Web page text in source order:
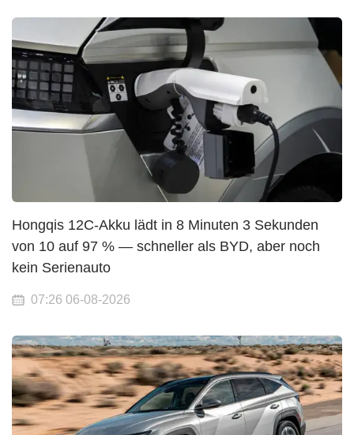
Hongqis 12C-Akku lädt in 8 Minuten 3 Sekunden
von 10 auf 97 % — schneller als BYD, aber noch
kein Serienauto
07:26 06-08-2026